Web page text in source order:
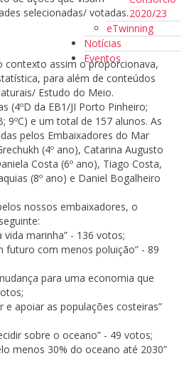
2020/23
eTwinning
Notícias
Eventos
selecionadas/ votadas.
contexto assim o proporcionava,
para além de conteúdos
Estudo do Meio.
(4ºD da EB1/JI Porto Pinheiro;
9ºC) e um total de 157 alunos. As
pelos Embaixadores do Mar
(4º ano), Catarina Augusto
Costa (6º ano), Tiago Costa,
(8º ano) e Daniel Bogalheiro
nossos embaixadores, o
vida marinha” - 136 votos;
futuro com menos poluição” - 89
para uma economia que
e apoiar as populações costeiras”
sobre o oceano” - 49 votos;
menos 30% do oceano até 2030”